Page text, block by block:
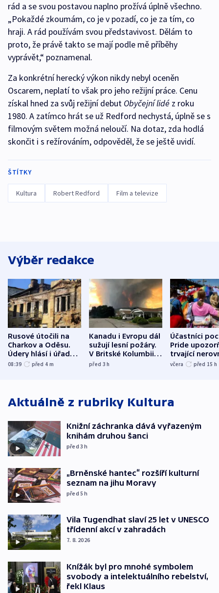
rád a se svou postavou naplno prožívá úplně všechno.
„Pokaždé zkoumám, co je v pozadí, co je za tím, co
hraji. A rád používám svou představivost. Dělám to
proto, že právě takto se mají podle mě příběhy
vyprávět,“ poznamenal.
Za konkrétní herecký výkon nikdy nebyl oceněn
Oscarem, neplatí to však pro jeho režijní práce. Cenu
získal hned za svůj režijní debut Obyčejní lidé z roku
1980. A zatímco hrát se už Redford nechystá, úplně se s
filmovým světem možná neloučí. Na dotaz, zda hodlá
skončit i s režírováním, odpověděl, že se ještě uvidí.
ŠTÍTKY
Kultura Robert Redford Film a televize
Výběr redakce
Rusové útočili na
Charkov a Oděsu.
Údery hlásí i úřady v
Bělgorodu
08:39 před 4 m
Kanadu i Evropu dál
sužují lesní požáry.
V Britské Kolumbii
evakuovali tisíce lidí
před 3h
Účastníci
Pride
trvající
včera před 15 h
Aktuálně z rubriky Kultura
Knižní záchranka dává vyřazeným
knihám druhou šanci
před 3h
„Brněnské hantec“ rozšíří kulturní
seznam na jihu Moravy
před 5h
Vila Tugendhat slaví 25 let v UNESCO
třídenní akcí v zahradách
7. 8. 2026
Knížák byl pro mnohé symbolem
svobody a intelektuálního rebelství,
řekl Klaus